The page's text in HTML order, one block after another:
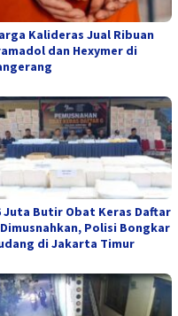
Kalideras Jual Ribuan
dan Hexymer di
Juta Butir Obat Keras Daftar
Dimusnahkan, Polisi Bongkar
di Jakarta Timur